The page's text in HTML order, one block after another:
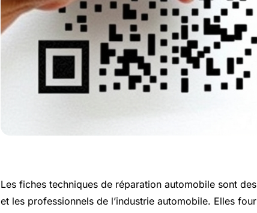
Les fiches techniques de réparation automobile sont
et les professionnels de l’industrie automobile. Elles